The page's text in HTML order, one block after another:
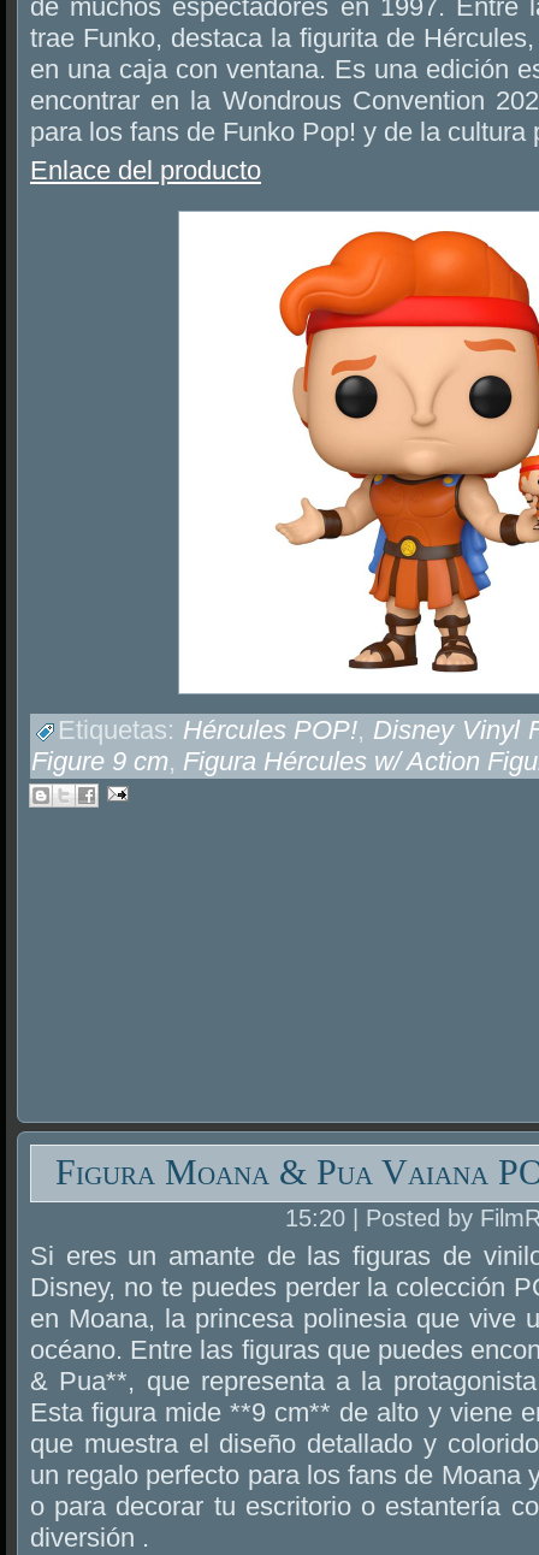
de muchos espectadores en 1997. Entre
trae Funko, destaca la figurita de
en una caja con ventana. Es una edición
encontrar en la Wondrous Convention
para los fans de Funko Pop! y de la cultura
Enlace del producto
Etiquetas: Hércules POP!, Disney Vinyl
Figure 9 cm, Figura Hércules w/ Action
Figura Moana & Pua Vaiana
15:20 | Posted by
Si eres un amante de las figuras de
Disney, no te puedes perder la colección
en Moana, la princesa polinesia que vive
océano. Entre las figuras que puedes
& Pua**, que representa a la
Esta figura mide **9 cm** de alto y viene
que muestra el diseño detallado y
un regalo perfecto para los fans de Moana
o para decorar tu escritorio o estantería
diversión .